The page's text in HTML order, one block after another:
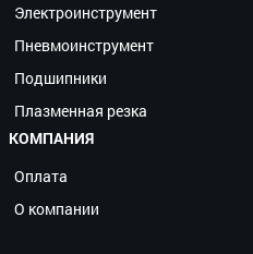
Электроинструмент
Пневмоинструмент
Подшипники
Плазменная резка
КОМПАНИЯ
Оплата
О компании